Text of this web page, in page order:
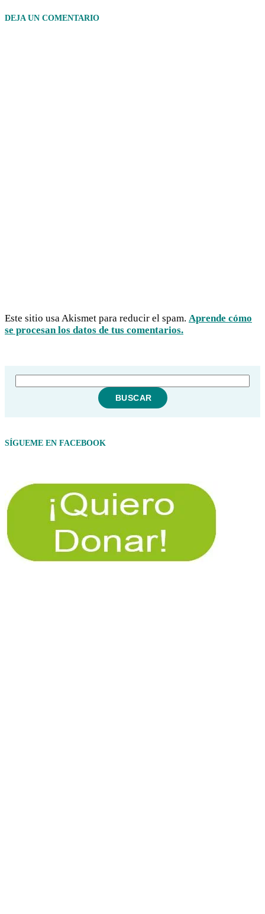
DEJA UN COMENTARIO
Este sitio usa Akismet para reducir el spam. Aprende cómo
se procesan los datos de tus comentarios.
SÍGUEME EN FACEBOOK